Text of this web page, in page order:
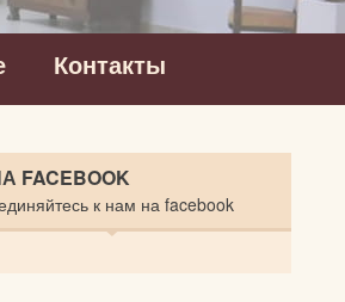
Контакты
FACEBOOK
к нам на facebook